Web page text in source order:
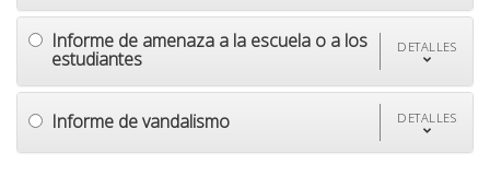
Informe de amenaza a la escuela o a los
estudiantes
DETALLES
Informe de vandalismo DETALLES